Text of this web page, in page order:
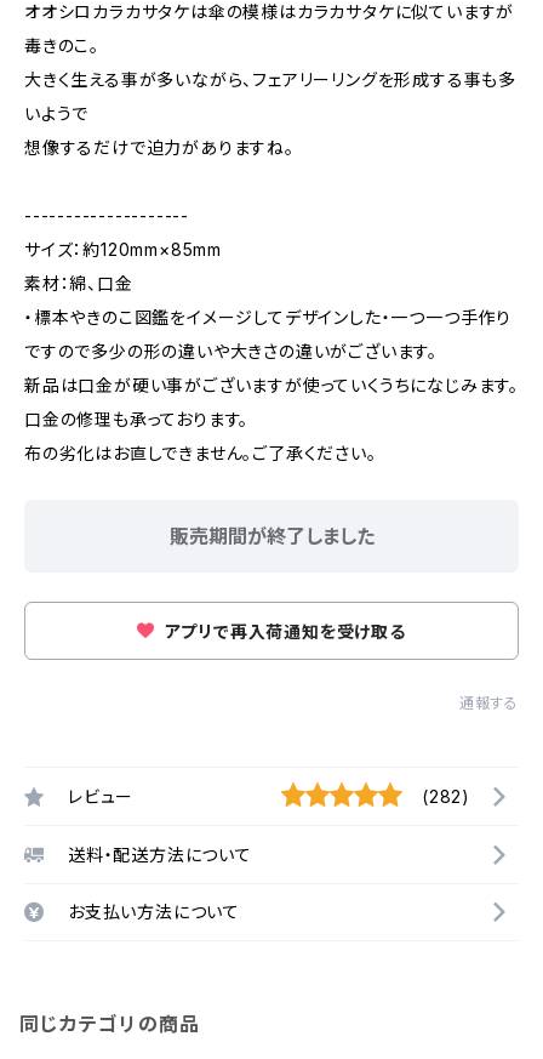
オオシロカラカサタケは傘の模様はカラカサタケに似ていますが
毒きのこ。
大きく生える事が多いながら、フェアリーリングを形成する事も多
いようで
想像するだけで迫力がありますね。
--------------------
サイズ：約120mm×85mm
素材：綿、口金
・標本やきのこ図鑑をイメージしてデザインした・一つ一つ手作り
ですので多少の形の違いや大きさの違いがございます。
新品は口金が硬い事がございますが使っていくうちになじみます。
口金の修理も承っております。
布の劣化はお直しできません。ご了承ください。
販売期間が終了しました
アプリで再入荷通知を受け取る
通報する
レビュー (282)
送料・配送方法について
お支払い方法について
同じカテゴリの商品